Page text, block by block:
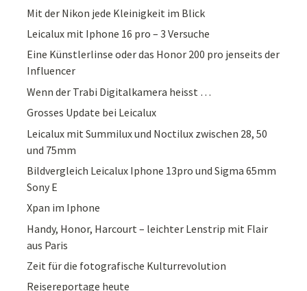
Mit der Nikon jede Kleinigkeit im Blick
Leicalux mit Iphone 16 pro – 3 Versuche
Eine Künstlerlinse oder das Honor 200 pro jenseits der
Influencer
Wenn der Trabi Digitalkamera heisst …
Grosses Update bei Leicalux
Leicalux mit Summilux und Noctilux zwischen 28, 50
und 75mm
Bildvergleich Leicalux Iphone 13pro und Sigma 65mm
Sony E
Xpan im Iphone
Handy, Honor, Harcourt – leichter Lenstrip mit Flair
aus Paris
Zeit für die fotografische Kulturrevolution
Reisereportage heute